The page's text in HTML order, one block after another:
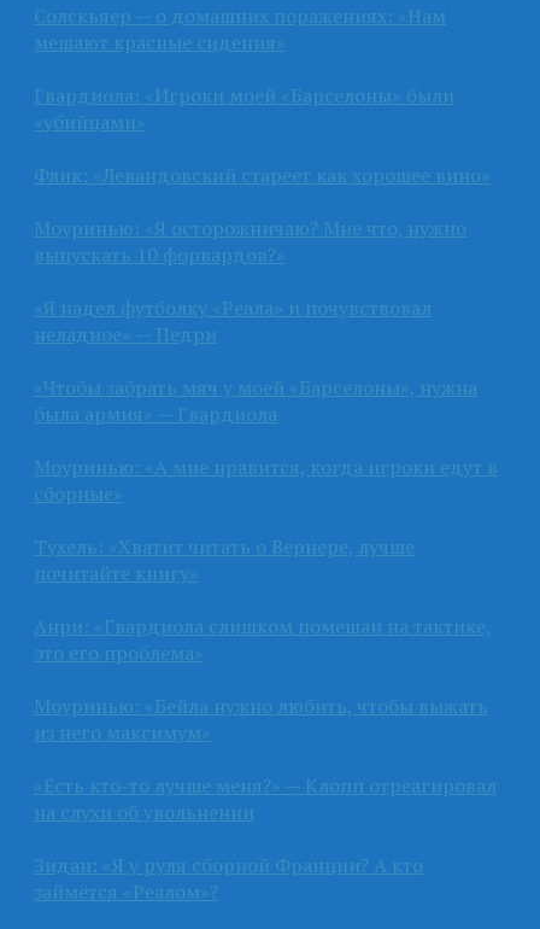
Солскьяер — о домашних поражениях: «Нам
мешают красные сидения»
Гвардиола: «Игроки моей «Барселоны» были
«убийцами»
Флик: «Левандовский стареет как хорошее вино»
Моуринью: «Я осторожничаю? Мне что, нужно
выпускать 10 форвардов?»
«Я надел футболку «Реала» и почувствовал
неладное» — Педри
«Чтобы забрать мяч у моей «Барселоны», нужна
была армия» — Гвардиола
Моуринью: «А мне нравится, когда игроки едут в
сборные»
Тухель: «Хватит читать о Вернере, лучше
почитайте книгу»
Анри: «Гвардиола слишком помешан на тактике,
это его проблема»
Моуринью: «Бейла нужно любить, чтобы выжать
из него максимум»
«Есть кто-то лучше меня?» — Клопп отреагировал
на слухи об увольнении
Зидан: «Я у руля сборной Франции? А кто
займётся «Реалом»?